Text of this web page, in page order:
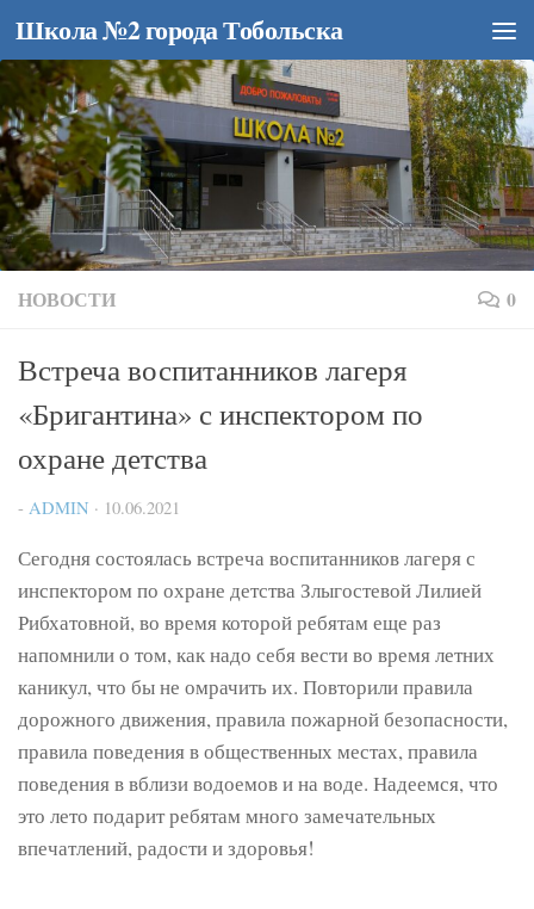
Перейти к содержимому
Школа №2 города Тобольска
НОВОСТИ 0
Встреча воспитанников лагеря
«Бригантина» с инспектором по
охране детства
- ADMIN · 10.06.2021
Сегодня состоялась встреча воспитанников лагеря с
инспектором по охране детства Злыгостевой Лилией
Рибхатовной, во время которой ребятам еще раз
напомнили о том, как надо себя вести во время летних
каникул, что бы не омрачить их. Повторили правила
дорожного движения, правила пожарной безопасности,
правила поведения в общественных местах, правила
поведения в вблизи водоемов и на воде. Надеемся, что
это лето подарит ребятам много замечательных
впечатлений, радости и здоровья!